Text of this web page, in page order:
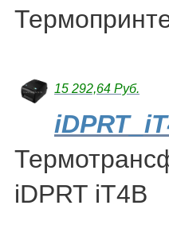
15 292,64 Руб.
iDPRT iT4B